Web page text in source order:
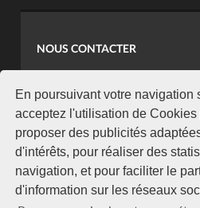
En poursuivant votre navigation
acceptez l'utilisation de Cookies
proposer des publicités
d'intérêts, pour réaliser des
navigation, et pour faciliter le
d'information sur les réseaux
NOUS CONTACTER
koaci@yahoo.fr
+225 07 08 85 52 93
NEWSLETTER
Restez connecté via notre newsletter